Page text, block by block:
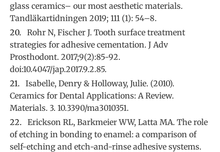
glass ceramics– our most aesthetic materials.
Tandläkartidningen 2019; 111 (1): 54–8.
Rohr N, Fischer J. Tooth surface treatment
strategies for adhesive cementation. J Adv
Prosthodont. 2017;9(2):85-92.
doi:10.4047/jap.2017.9.2.85.
Isabelle, Denry & Holloway, Julie. (2010).
Ceramics for Dental Applications: A Review.
Materials. 3. 10.3390/ma3010351.
Erickson RL, Barkmeier WW, Latta MA. The role
of etching in bonding to enamel: a comparison of
self-etching and etch-and-rinse adhesive systems.